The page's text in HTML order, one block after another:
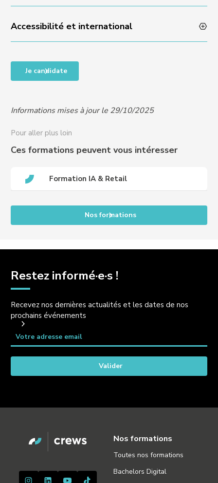
Experience : réponse sous 48 heures
Taux de satisfaction en fin de formation : NA
Taux de progression individuelle : NA
Accessibilité et international
Accessibilité des personnes en situation de handicap,
RQTH, ou difficultés particulières, nous contacter
handicap@crews-education.com
Accessibilité des publics internationaux, nous
contacter :
international@crews-education.com
Je candidate
Informations mises à jour le 29/10/2025
Pour aller plus loin
Ces formations peuvent vous intéresser
Formation IA & Retail
Nos formations
Restez informé·e·s !
Recevez nos dernières actualités et les dates de nos
prochains événements
Nos formations
Toutes nos formations
Bachelors Digital